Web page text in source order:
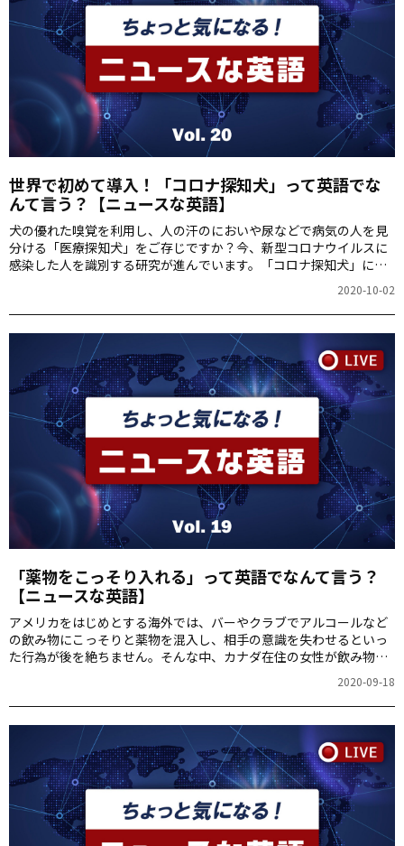
世界で初めて導入！「コロナ探知犬」って英語でな
んて言う？【ニュースな英語】
犬の優れた嗅覚を利用し、人の汗のにおいや尿などで病気の人を見
分ける「医療探知犬」をご存じですか？今、新型コロナウイルスに
感染した人を識別する研究が進んでいます。「コロナ探知犬」につ
2020-10-02
「薬物をこっそり入れる」って英語でなんて言う？
【ニュースな英語】
アメリカをはじめとする海外では、バーやクラブでアルコールなど
の飲み物にこっそりと薬物を混入し、相手の意識を失わせるといっ
た行為が後を絶ちません。そんな中、カナダ在住の女性が飲み物に
す。今回のニュースな英語は「飲み物に薬物をこっそり入れる」こ
とを意味するフレーズをご紹介します。
2020-09-18